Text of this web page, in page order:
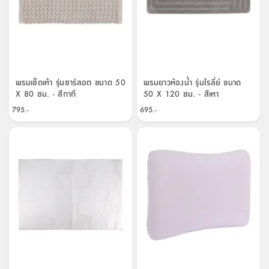
พรมเช็ดเท้า รุ่นชาร์ลอต ขนาด 50
X 80 ซม. - สีกากี
795.-
พรมยาวห้องน้ำ รุ่นไรลี่ย์ ขนาด
50 X 120 ซม. - สีเทา
695.-